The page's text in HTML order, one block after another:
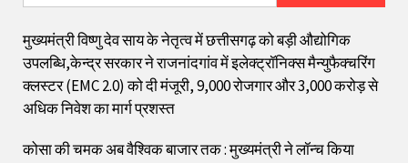
मुख्यमंत्री विष्णु देव साय के नेतृत्व में छत्तीसगढ़ को बड़ी औद्योगिक
उपलब्धि,केन्द्र सरकार ने राजनांदगांव में इलेक्ट्रॉनिक्स मैन्युफैक्चरिंग
क्लस्टर (EMC 2.0) को दी मंजूरी, 9,000 रोजगार और ₹3,000 करोड़ से
अधिक निवेश का मार्ग प्रशस्त
कोसा की चमक अब वैश्विक बाजार तक : मुख्यमंत्री ने लॉन्च किया